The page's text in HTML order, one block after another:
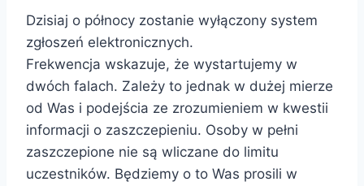
Dzisiaj o północy zostanie wyłączony system
zgłoszeń elektronicznych.
Frekwencja wskazuje, że wystartujemy w
dwóch falach. Zależy to jednak w dużej mierze
od Was i podejścia ze zrozumieniem w kwestii
informacji o zaszczepieniu. Osoby w pełni
zaszczepione nie są wliczane do limitu
uczestników. Będziemy o to Was prosili w